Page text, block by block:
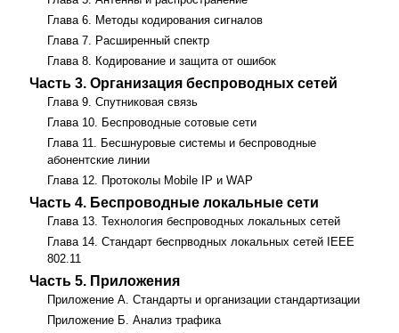
Глава 6. Методы кодирования сигналов
Глава 7. Расширенный спектр
Глава 8. Кодирование и защита от ошибок
Часть 3. Организация беспроводных сетей
Глава 9. Спутниковая связь
Глава 10. Беспроводные сотовые сети
Глава 11. Бесшнуровые системы и беспроводные
абонентские линии
Глава 12. Протоколы Mobile IP и WAP
Часть 4. Беспроводные локальные сети
Глава 13. Технология беспроводных локальных сетей
Глава 14. Стандарт беспрводных локальных сетей IEEE
802.11
Часть 5. Приложения
Приложение А. Стандарты и организации стандартизации
Приложение Б. Анализ трафика